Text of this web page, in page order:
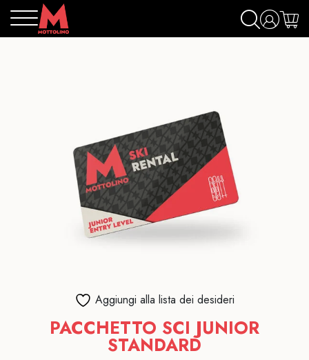
Aggiungi alla lista dei desideri
PACCHETTO SCI JUNIOR
STANDARD